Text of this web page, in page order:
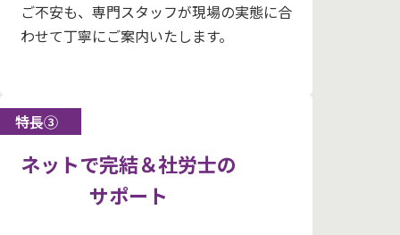
ご不安も、専門スタッフが現場の実態に合
わせて丁寧にご案内いたします。
特長③
ネットで完結＆社労士の
サポート